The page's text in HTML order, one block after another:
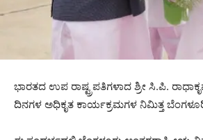
ಭಾರತದ ಉಪ ರಾಷ್ಟ್ರಪತಿಗಳಾದ ಶ್ರೀ ಸಿ.ಪಿ.
ದಿನಗಳ ಅಧಿಕೃತ ಕಾರ್ಯಕ್ರಮಗಳ ನಿಮಿತ್ತ